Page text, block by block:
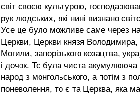
світ своєю культурою,
рук людських, які нині визнано
Усе це було можливе саме через
Церкви, Церкви князя
Могили, запорізького козацтва,
і дочок. То була чиста
народ з монгольського, а потім з
поневолення, то є та Церква, яка